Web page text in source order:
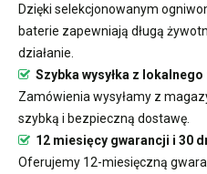
Dzięki selekcjonowanym
baterie zapewniają długą
działanie.
Szybka wysyłka z
Zamówienia wysyłamy z
szybką i bezpieczną dostawę.
12 miesięcy gwarancji i 30
Oferujemy 12-miesięczną